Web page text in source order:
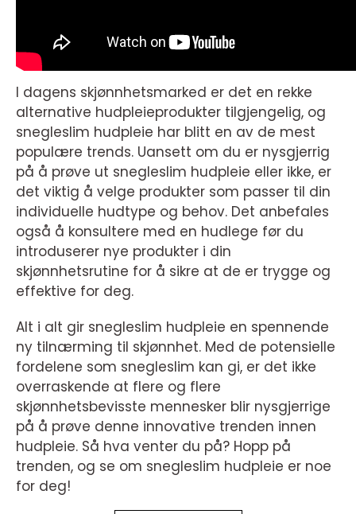
I dagens skjønnhetsmarked er det en rekke
alternative hudpleieprodukter tilgjengelig, og
snegleslim hudpleie har blitt en av de mest
populære trends. Uansett om du er nysgjerrig
på å prøve ut snegleslim hudpleie eller ikke, er
det viktig å velge produkter som passer til din
individuelle hudtype og behov. Det anbefales
også å konsultere med en hudlege før du
introduserer nye produkter i din
skjønnhetsrutine for å sikre at de er trygge og
effektive for deg.
Alt i alt gir snegleslim hudpleie en spennende
ny tilnærming til skjønnhet. Med de potensielle
fordelene som snegleslim kan gi, er det ikke
overraskende at flere og flere
skjønnhetsbevisste mennesker blir nysgjerrige
på å prøve denne innovative trenden innen
hudpleie. Så hva venter du på? Hopp på
trenden, og se om snegleslim hudpleie er noe
for deg!